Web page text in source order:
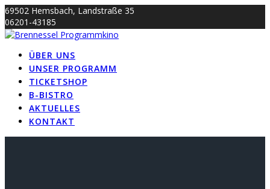
Skip
to
content
69502 Hemsbach, Landstraße 35
06201-43185
info@brennessel-kino.de
ÜBER UNS
UNSER PROGRAMM
TICKETSHOP
B-BISTRO
AKTUELLES
KONTAKT